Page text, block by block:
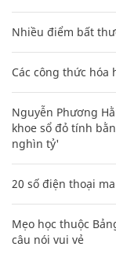
Nhiều điểm bất
Các công thức hóa
Nguyễn Phương
khoe sổ đỏ tính
nghìn tỷ'
20 số điện thoại
Mẹo học thuộc
câu nói vui vẻ